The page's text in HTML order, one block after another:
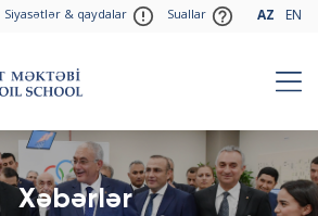
Siyasətlər & qaydalar Suallar AZ EN
Xəbərlər